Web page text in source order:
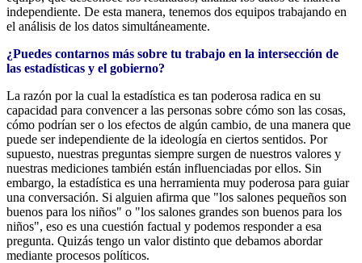
independiente. De esta manera, tenemos dos equipos trabajando en
el análisis de los datos simultáneamente.
¿Puedes contarnos más sobre tu trabajo en la intersección de
las estadísticas y el gobierno?
La razón por la cual la estadística es tan poderosa radica en su
capacidad para convencer a las personas sobre cómo son las cosas,
cómo podrían ser o los efectos de algún cambio, de una manera que
puede ser independiente de la ideología en ciertos sentidos. Por
supuesto, nuestras preguntas siempre surgen de nuestros valores y
nuestras mediciones también están influenciadas por ellos. Sin
embargo, la estadística es una herramienta muy poderosa para guiar
una conversación. Si alguien afirma que "los salones pequeños son
buenos para los niños" o "los salones grandes son buenos para los
niños", eso es una cuestión factual y podemos responder a esa
pregunta. Quizás tengo un valor distinto que debamos abordar
mediante procesos políticos.